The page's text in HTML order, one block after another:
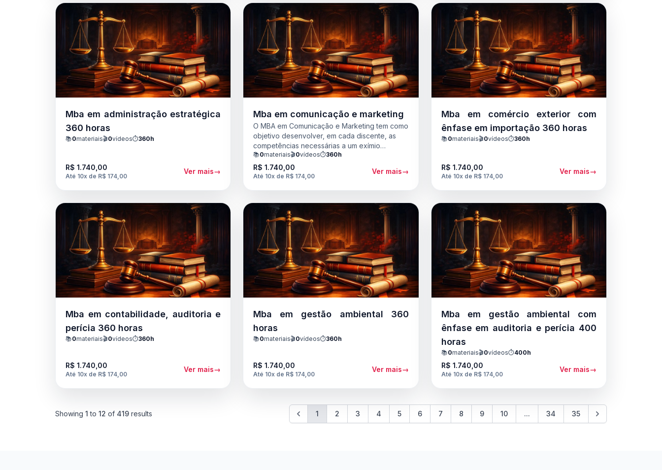
profissionais especializados em direito
previdenciário. Formar profissionais para o
exercício da docência na educação superior
através da instrumentalização dos docentes
com metodologias, práticas, recursos didáticos
e pedagógicos atualizados
Mba em administração estratégica
360 horas
📚0materiais🎬0vídeos⏱️360h
R$ 1.740,00
Até 10x de R$ 174,00
Ver mais→
Mba em comunicação e marketing
O MBA em Comunicação e Marketing tem como
objetivo desenvolver, em cada discente, as
competências necessárias a um exímio
estrategista de marketing, capaz de
desenvolver planejamentos completos e
consistentes para as empresas que atuam,
📚0materiais🎬0vídeos⏱️360h
R$ 1.740,00
Até 10x de R$ 174,00
Ver mais→
Mba em comércio exterior com
ênfase em importação 360 horas
📚0materiais🎬0vídeos⏱️360h
R$ 1.740,00
Até 10x de R$ 174,00
Ver mais→
Mba em contabilidade, auditoria e
perícia 360 horas
📚0materiais🎬0vídeos⏱️360h
R$ 1.740,00
Até 10x de R$ 174,00
Ver mais→
Mba em gestão ambiental 360
horas
📚0materiais🎬0vídeos⏱️360h
R$ 1.740,00
Até 10x de R$ 174,00
Ver mais→
Mba em gestão ambiental com
ênfase em auditoria e perícia 400
horas
📚0materiais🎬0vídeos⏱️400h
R$ 1.740,00
Até 10x de R$ 174,00
Ver mais→
Showing 1 to 12 of 419 results 1 2 3 4 5 6 7 8 9 10 ... 34 35